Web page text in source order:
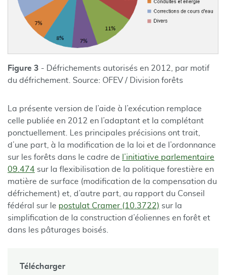
Figure 3 - Défrichements autorisés en 2012, par motif
du défrichement. Source: OFEV / Division forêts
La présente version de l’aide à l’exécution remplace
celle publiée en 2012 en l’adaptant et la complétant
ponctuellement. Les principales précisions ont trait,
d’une part, à la modification de la loi et de l’ordonnance
sur les forêts dans le cadre de
l’initiative parlementaire
09.474 sur la flexibilisation de la politique forestière en
matière de surface (modification de la compensation du
défrichement) et, d’autre part, au rapport du Conseil
fédéral sur le postulat Cramer (10.3722) sur la
simplification de la construction d’éoliennes en forêt et
dans les pâturages boisés.
Télécharger